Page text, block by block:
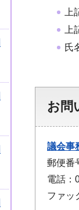
氏
お問
議会事
郵便番
電話：
ファッ